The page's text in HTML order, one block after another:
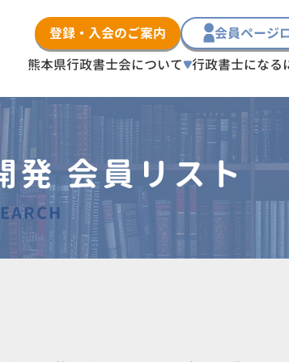
登録・入会のご案内 会員ページ
熊本県行政書士会について 行政書士になる
発 会員リスト